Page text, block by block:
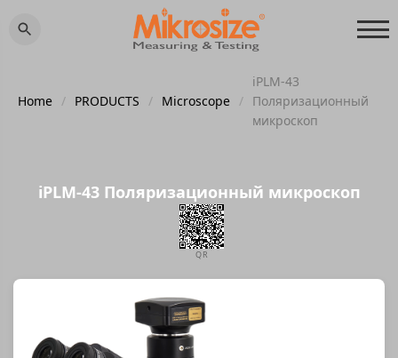
Home / PRODUCTS / Microscope /
iPLM-43
Поляризационный
микроскоп
iPLM-43 Поляризационный микроскоп
QR